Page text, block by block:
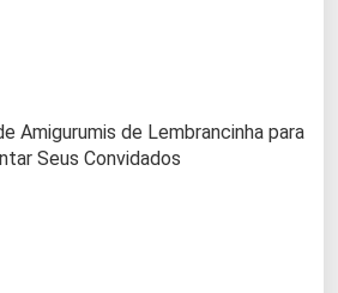
Amigurumis de Lembrancinha para
Seus Convidados